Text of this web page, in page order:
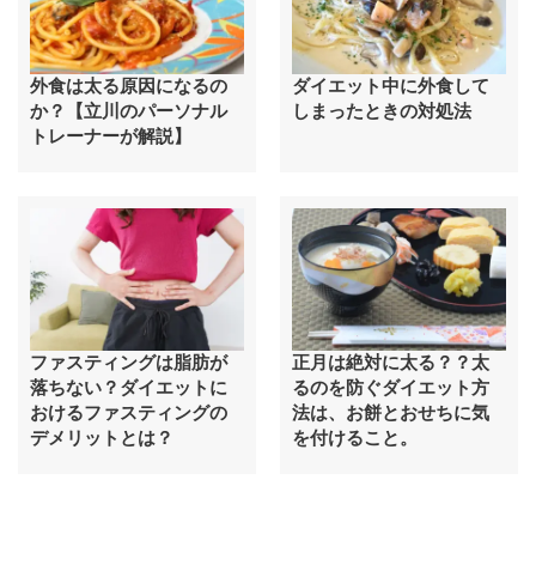
外食は太る原因になるの
か？【立川のパーソナル
トレーナーが解説】
ダイエット中に外食して
しまったときの対処法
ファスティングは脂肪が
落ちない？ダイエットに
おけるファスティングの
デメリットとは？
正月は絶対に太る？？太
るのを防ぐダイエット方
法は、お餅とおせちに気
を付けること。